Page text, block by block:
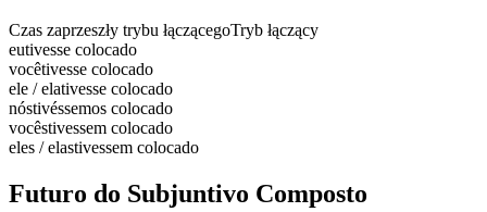
Czas zaprzeszły trybu łączącegoTryb łączący
eutivesse colocado
vocêtivesse colocado
ele / elativesse colocado
nóstivéssemos colocado
vocêstivessem colocado
eles / elastivessem colocado
Futuro do Subjuntivo Composto